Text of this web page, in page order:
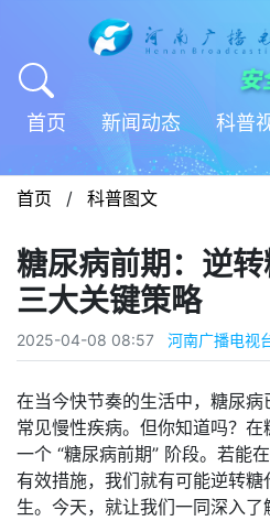
首页 新闻动态 科普
首页 / 科普图文
糖尿病前期：逆
三大关键策略
2025-04-08 08:57 河南广播电视
在当今快节奏的生活中，糖尿
常见慢性疾病。但你知道吗？
一个 “糖尿病前期” 阶段。若能
有效措施，我们就有可能逆转
生。今天，就让我们一同深入